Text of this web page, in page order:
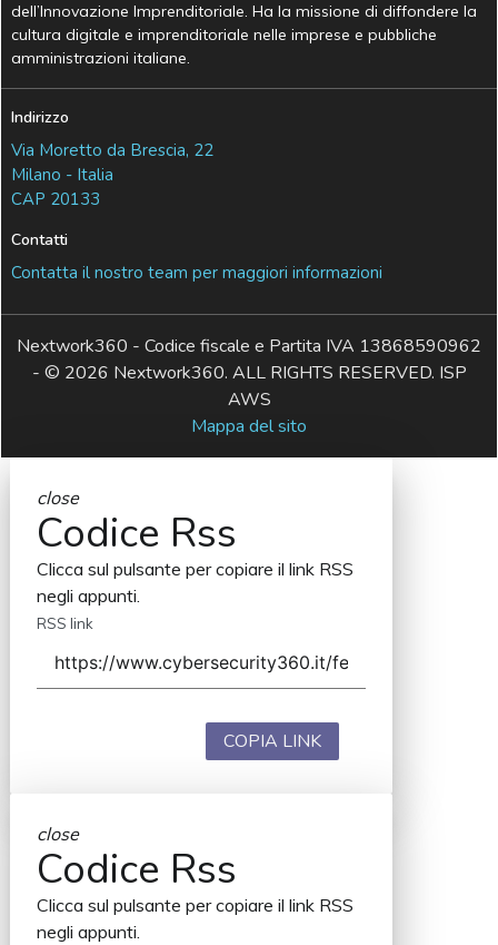
dell’Innovazione Imprenditoriale. Ha la missione di diffondere la
cultura digitale e imprenditoriale nelle imprese e pubbliche
amministrazioni italiane.
Indirizzo
Via Moretto da Brescia, 22
Milano - Italia
CAP 20133
Contatti
Contatta il nostro team per maggiori informazioni
Nextwork360 - Codice fiscale e Partita IVA 13868590962
- © 2026 Nextwork360. ALL RIGHTS RESERVED. ISP
AWS
Mappa del sito
close
Codice Rss
Clicca sul pulsante per copiare il link RSS
negli appunti.
RSS link
COPIA LINK
close
Codice Rss
Clicca sul pulsante per copiare il link RSS
negli appunti.